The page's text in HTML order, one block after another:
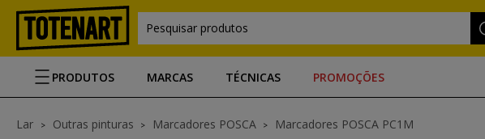
Pesquisar produtos
PRODUTOS MARCAS TÉCNICAS PROMOÇÕES
Lar Outras pinturas Marcadores POSCA Marcadores POSCA PC1M